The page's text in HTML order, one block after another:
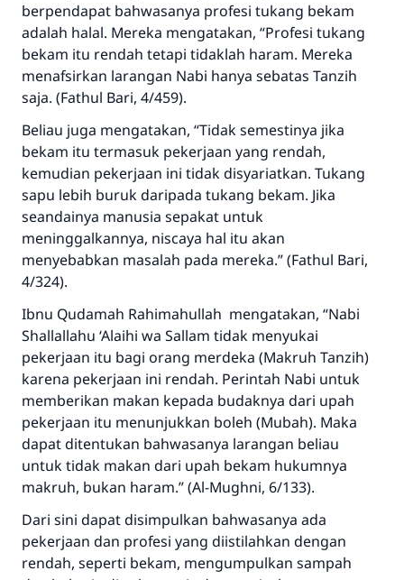
berpendapat bahwasanya profesi tukang bekam
adalah halal. Mereka mengatakan, “Profesi tukang
bekam itu rendah tetapi tidaklah haram. Mereka
menafsirkan larangan Nabi hanya sebatas Tanzih
saja. (Fathul Bari, 4/459).
Beliau juga mengatakan, “Tidak semestinya jika
bekam itu termasuk pekerjaan yang rendah,
kemudian pekerjaan ini tidak disyariatkan. Tukang
sapu lebih buruk daripada tukang bekam. Jika
seandainya manusia sepakat untuk
meninggalkannya, niscaya hal itu akan
menyebabkan masalah pada mereka.” (Fathul Bari,
4/324).
Ibnu Qudamah Rahimahullah mengatakan, “Nabi
Shallallahu ‘Alaihi wa Sallam tidak menyukai
pekerjaan itu bagi orang merdeka (Makruh Tanzih)
karena pekerjaan ini rendah. Perintah Nabi untuk
memberikan makan kepada budaknya dari upah
pekerjaan itu menunjukkan boleh (Mubah). Maka
dapat ditentukan bahwasanya larangan beliau
untuk tidak makan dari upah bekam hukumnya
makruh, bukan haram.” (Al-Mughni, 6/133).
Dari sini dapat disimpulkan bahwasanya ada
pekerjaan dan profesi yang diistilahkan dengan
rendah, seperti bekam, mengumpulkan sampah